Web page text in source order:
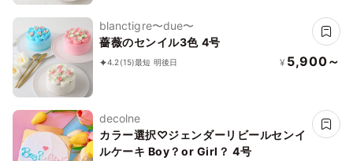
blanctigre〜due〜
薔薇のセンイル3色 4号
4.2(15)最短 明後日 ¥ 5,900～
decolne
カラー選択♡ジェンダーリビールセンイ
ルケーキ Boy？or Girl？ 4号